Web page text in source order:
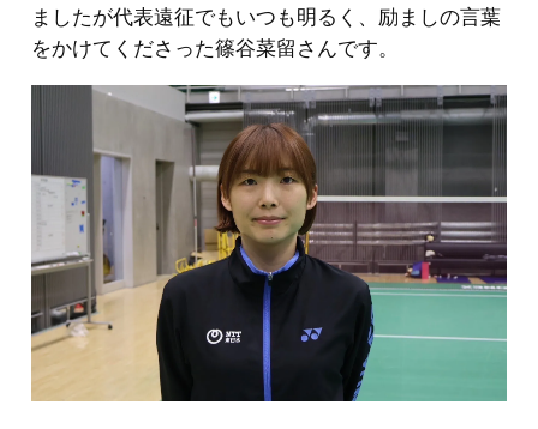
ましたが代表遠征でもいつも明るく、励ましの言葉
をかけてくださった篠谷菜留さんです。